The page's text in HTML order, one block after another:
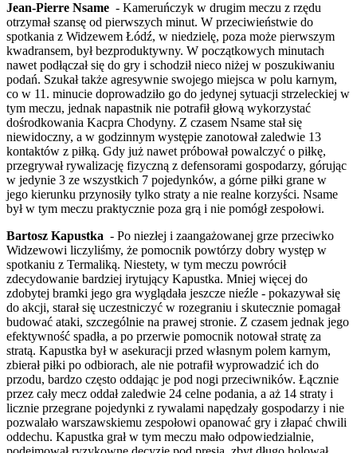
Jean-Pierre Nsame - Kameruńczyk w drugim meczu z rzędu
otrzymał szansę od pierwszych minut. W przeciwieństwie do
spotkania z Widzewem Łódź, w niedzielę, poza może pierwszym
kwadransem, był bezproduktywny. W początkowych minutach
nawet podłączał się do gry i schodził nieco niżej w poszukiwaniu
podań. Szukał także agresywnie swojego miejsca w polu karnym,
co w 11. minucie doprowadziło go do jedynej sytuacji strzeleckiej w
tym meczu, jednak napastnik nie potrafił głową wykorzystać
dośrodkowania Kacpra Chodyny. Z czasem Nsame stał się
niewidoczny, a w godzinnym występie zanotował zaledwie 13
kontaktów z piłką. Gdy już nawet próbował powalczyć o piłkę,
przegrywał rywalizację fizyczną z defensorami gospodarzy, górując
w jedynie 3 ze wszystkich 7 pojedynków, a górne piłki grane w
jego kierunku przynosiły tylko straty a nie realne korzyści. Nsame
był w tym meczu praktycznie poza grą i nie pomógł zespołowi.
Bartosz Kapustka - Po niezłej i zaangażowanej grze przeciwko
Widzewowi liczyliśmy, że pomocnik powtórzy dobry występ w
spotkaniu z Termaliką. Niestety, w tym meczu powrócił
zdecydowanie bardziej irytujący Kapustka. Mniej więcej do
zdobytej bramki jego gra wyglądała jeszcze nieźle - pokazywał się
do akcji, starał się uczestniczyć w rozegraniu i skutecznie pomagał
budować ataki, szczególnie na prawej stronie. Z czasem jednak jego
efektywność spadła, a po przerwie pomocnik notował stratę za
stratą. Kapustka był w asekuracji przed własnym polem karnym,
zbierał piłki po odbiorach, ale nie potrafił wyprowadzić ich do
przodu, bardzo często oddając je pod nogi przeciwników. Łącznie
przez cały mecz oddał zaledwie 24 celne podania, a aż 14 straty i
licznie przegrane pojedynki z rywalami napędzały gospodarzy i nie
pozwalało warszawskiemu zespołowi opanować gry i złapać chwili
oddechu. Kapustka grał w tym meczu mało odpowiedzialnie,